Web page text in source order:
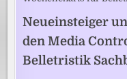
Neueinsteiger
den Media
Belletristik